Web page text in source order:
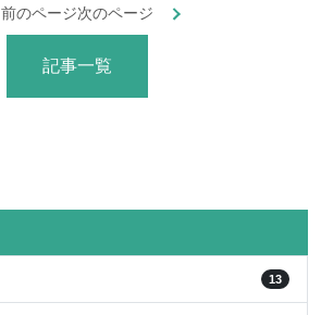
前のページ
記事一覧
次のページ
13